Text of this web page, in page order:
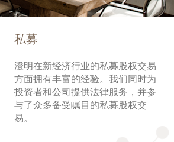
私募
澄明在新经济行业的私募股权交易
方面拥有丰富的经验。我们同时为
投资者和公司提供法律服务，并参
与了众多备受瞩目的私募股权交
易。